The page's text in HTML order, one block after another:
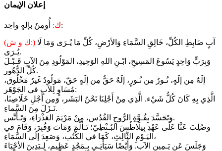
إعلان الإيمان
ك:أُومِنُ بإلهٍ واحِد:
(ك و ش:) آبٍ ضَابِطِ الكُلِّ، خَالِقِ السَّمَاءِ وَالأرْضِ، كُلِّ مَا يُـرَى وَمَا لَا
يُـرَى.
وَبِرَبٍّ وَاحِدٍ يَسُوعَ المَسِيحِ، ابْـنِ اللهِ الوَحِيدِ، المَوْلُودِ مِنَ الآبِ قَـبْـلَ
كُلِّ الدُّهُور.
إلَهٌ مِن إلَهٍ، نُـورٌ مِن نُـورٍ، إلَهٌ حَقٌّ مِن إلَهٍ حَقّ، مَولُودٌ غَيرُ مَخْلُوق،
مُسَاوٍ لِلآبِ في الجَوْهَر:
الَّذِي بِهِ كَانَ كُلُّ شَيْء. الَّذِي مِنْ أَجْلِنَا نَحْنُ البَشَر، وَمِن أَجْلِ خَلَاصِنَا،
نَـزَلَ مِنَ السَّماءِ.
وَتَجَسَّدَ بِقُـوَّةِ الرُّوحِ القُدُس، مِنْ مَرْيَمَ العَذْرَاءِ، وَتَـأَنَّس.
وصُلِبَ عَنَّا عَلَى عَهْدِ بِيلَاطُسَ البُـنْطِيّ؛ تَـألَّمَ وَمَاتَ وَقُبِرَ، وَقَامَ في
اليَـوْمِ الثَّالِثِ، كَمَا في الكُتُب، وَصَعِدَ إلَى السَّمَاءِ،
وَجَلَسَ عَن يَـمِينِ الآب. وَأَيْضًا سَيَأْتِـي بِـمَجْدٍ عَظِيمٍ، لِـيَدِينَ الأحْيَاءَ